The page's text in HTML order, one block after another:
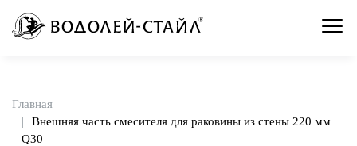
Главная
Внешняя часть смесителя для раковины из стены 220 мм
Q30